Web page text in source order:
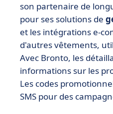
son partenaire de
pour ses solutions de
et les intégrations e-
d'autres vêtements,
Avec Bronto, les
informations sur les
Les codes
SMS pour des